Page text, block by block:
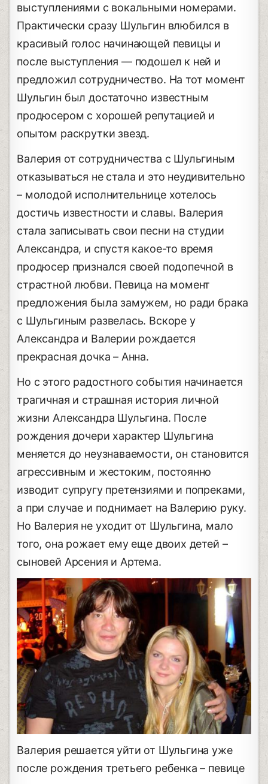
выступлениями с вокальными номерами.
Практически сразу Шульгин влюбился в
красивый голос начинающей певицы и
после выступления — подошел к ней и
предложил сотрудничество. На тот момент
Шульгин был достаточно известным
продюсером с хорошей репутацией и
опытом раскрутки звезд.
Валерия от сотрудничества с Шульгиным
отказываться не стала и это неудивительно
– молодой исполнительнице хотелось
достичь известности и славы. Валерия
стала записывать свои песни на студии
Александра, и спустя какое-то время
продюсер признался своей подопечной в
страстной любви. Певица на момент
предложения была замужем, но ради брака
с Шульгиным развелась. Вскоре у
Александра и Валерии рождается
прекрасная дочка – Анна.
Но с этого радостного события начинается
трагичная и страшная история личной
жизни Александра Шульгина. После
рождения дочери характер Шульгина
меняется до неузнаваемости, он становится
агрессивным и жестоким, постоянно
изводит супругу претензиями и попреками,
а при случае и поднимает на Валерию руку.
Но Валерия не уходит от Шульгина, мало
того, она рожает ему еще двоих детей –
сыновей Арсения и Артема.
Валерия решается уйти от Шульгина уже
после рождения третьего ребенка – певице